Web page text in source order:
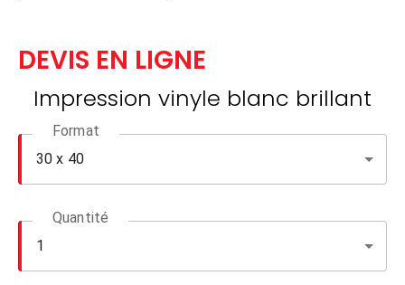
DEVIS EN LIGNE
Impression vinyle blanc brillant
Format
Quantité